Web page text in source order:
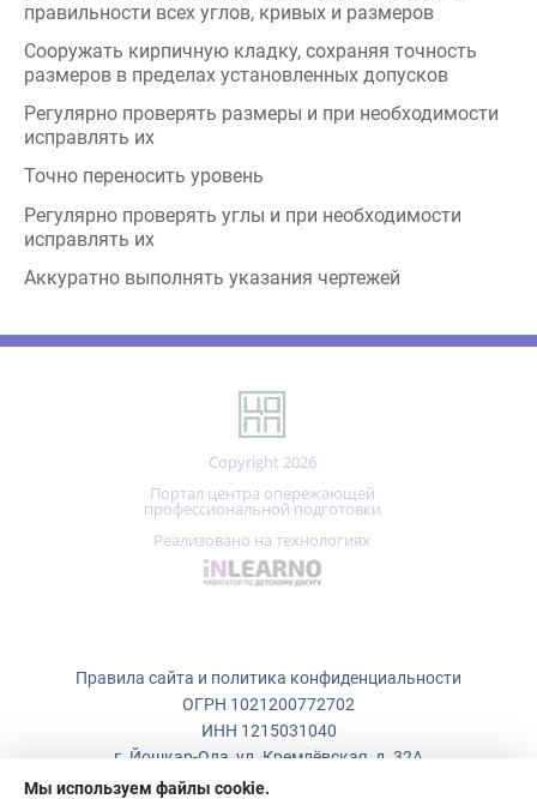
Сооружать кирпичную кладку, сохраняя точность
Регулярно проверять размеры и при необходимости
Точно переносить уровень
Регулярно проверять углы и при необходимости
Аккуратно выполнять указания чертежей
Copyright 2026
профессиональной подготовки
Реализовано на технологиях
ИНН 1215031040
г. Йошкар-Ола, ул. Кремлёвская, д. 32А
+7 (836)223-50-73
copp_12@mail.ru
Мы используем файлы cookie.
Центр опережающей профессиональной подготовки использует
статистики и для улучшения работы сайта в соответствии с